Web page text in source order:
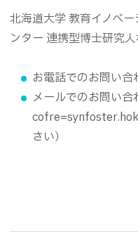
北海道大学 教育イノベ
ンター 連携型博士研究
お電話でのお問い
メールでのお問い合
さい）